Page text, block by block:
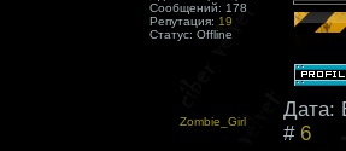
Сообщений: 178
Репутация: 19
Статус: Offline
Zombie_Girl
Дата:
# 6